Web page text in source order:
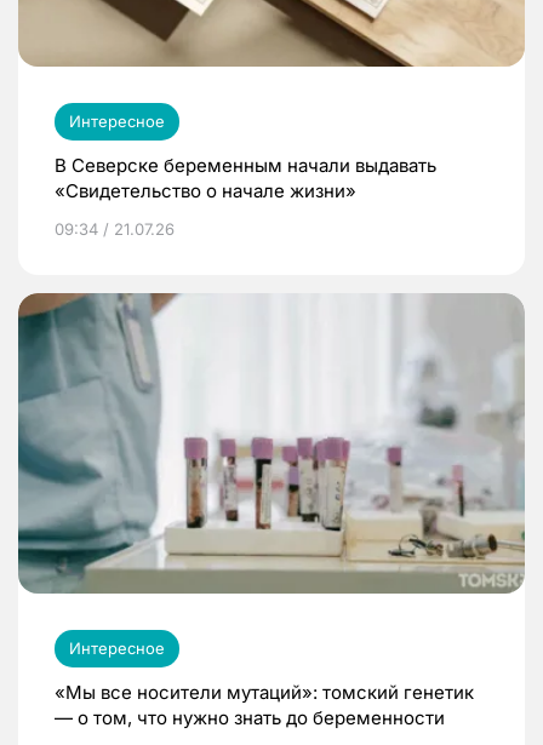
Интересное
В Северске беременным начали выдавать
«Свидетельство о начале жизни»
09:34 / 21.07.26
Интересное
«Мы все носители мутаций»: томский генетик
— о том, что нужно знать до беременности